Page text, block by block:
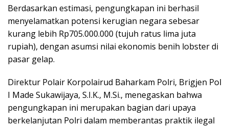
Berdasarkan estimasi, pengungkapan ini berhasil
menyelamatkan potensi kerugian negara sebesar
kurang lebih Rp705.000.000 (tujuh ratus lima juta
rupiah), dengan asumsi nilai ekonomis benih lobster di
pasar gelap.
Direktur Polair Korpolairud Baharkam Polri, Brigjen Pol
I Made Sukawijaya, S.I.K., M.Si., menegaskan bahwa
pengungkapan ini merupakan bagian dari upaya
berkelanjutan Polri dalam memberantas praktik ilegal